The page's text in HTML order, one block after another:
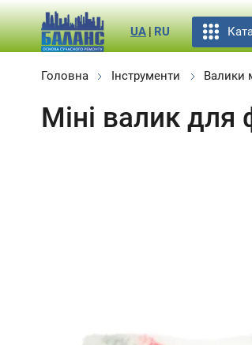
RU
|
UA
Головна Інструменти Валики
Міні валик для